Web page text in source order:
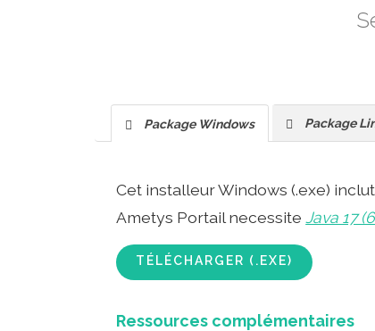
Package Windows Package
Cet installeur Windows (.exe)
Ametys Portail necessiteJava 17
TÉLÉCHARGER (.EXE)
Ressources complémentaires